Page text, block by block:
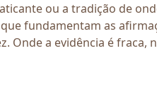
ou a tradição de
fundamentam as
Onde a evidência é fraca,